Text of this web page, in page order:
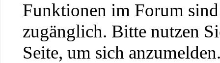
Funktionen im Forum
zugänglich. Bitte nutzen
Seite, um sich